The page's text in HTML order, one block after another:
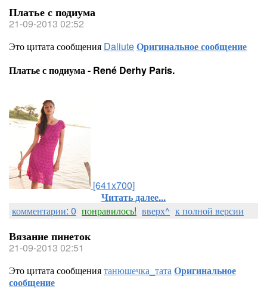
Платье с подиума
21-09-2013 02:52
Это цитата сообщения DaliuteОригинальное сообщение
Платье с подиума - René Derhy Paris.
[641x700]
Читать далее...
комментарии: 0 понравилось! вверх^ к полной версии
Вязание пинеток
21-09-2013 02:51
Это цитата сообщениятанюшечка_татаОригинальное
сообщение